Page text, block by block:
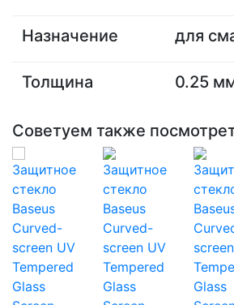
Назначение для
Толщина 0.25
Советуем также